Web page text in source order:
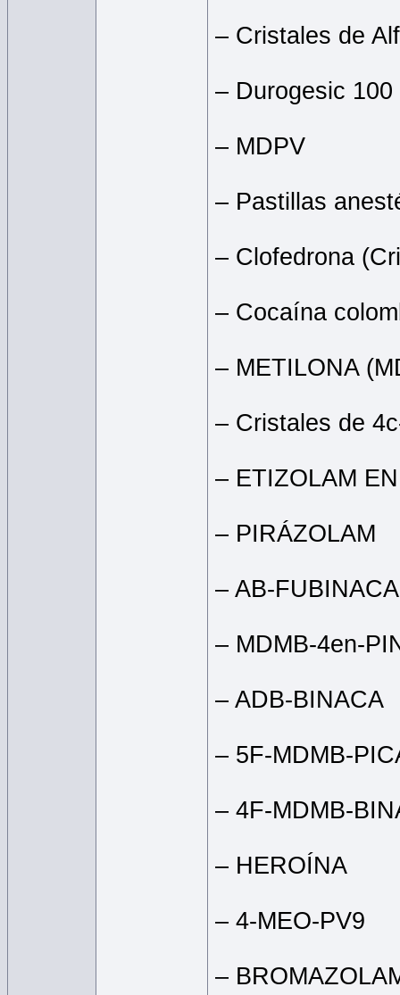
– Cristales de
– Durogesic 100
– MDPV
– Pastillas
– Clofedrona
– Cocaína
– METILONA
– Cristales de
– ETIZOLAM
– PIRÁZOLAM
– AB-FUBINACA
– MDMB-4en-
– ADB-BINACA
– 5F-MDMB-
– 4F-MDMB-
– HEROÍNA
– 4-MEO-PV9
–